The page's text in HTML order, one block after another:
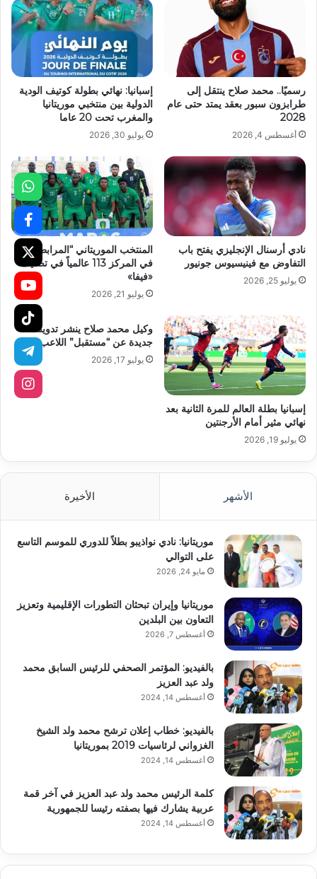
رسميًا.. محمد صلاح ينتقل إلى
طرابزون سبور بعقد يمتد حتى عام
2028
أغسطس 4, 2026
إسبانيا: نهائي بطولة كوتيف الودية
الدولية بين منتخبي موريتانيا
والمغرب تحت 20 عاما
يوليو 30, 2026
نادي أرسنال الإنجليزي يفتح باب
التفاوض مع فينيسيوس جونيور
يوليو 25, 2026
المنتخب الموريتاني “المرابطون”
في المركز 113 عالمياً في تصنيف
«فيفا»
يوليو 21, 2026
إسبانيا بطلة العالم للمرة الثانية بعد
نهائي مثير أمام الأرجنتين
يوليو 19, 2026
وكيل محمد صلاح ينشر تدوينة
جديدة عن “مستقبل” اللاعب
يوليو 17, 2026
الأشهر الأخيرة
موريتانيا: نادي نواذيبو بطلاً للدوري للموسم التاسع
على التوالي
مايو 24, 2026
موريتانيا وإيران تبحثان التطورات الإقليمية وتعزيز
التعاون بين البلدين
أغسطس 7, 2026
بالفيديو: المؤتمر الصحفي للرئيس السابق محمد
ولد عبد العزيز
أغسطس 14, 2024
بالفيديو: خطاب إعلان ترشح محمد ولد الشيخ
الغزواني لرئاسيات 2019 بموريتانيا
أغسطس 14, 2024
كلمة الرئيس محمد ولد عبد العزيز في آخر قمة
عربية يشارك فيها بصفته رئيسا للجمهورية
أغسطس 14, 2024